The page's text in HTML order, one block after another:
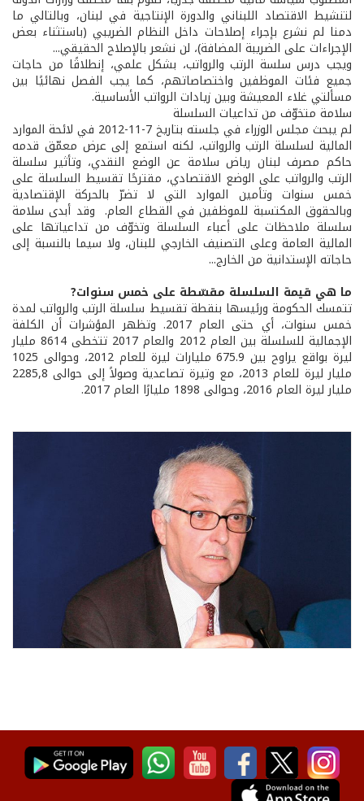
لتنشيط الاقتصاد اللبناني والدورة الإنتاجية في لبنان، وبالتالي ما
دمنا لم نشرع بإجراء إصلاحات داخل النظام الضريبي (باستثناء بعض
الإجراءات على الضريبة المضافة)، لن نشعر بالإصلاح الحقيقي...
ويجب درس سلسة الرتب والرواتب، بشكل علمي، إنطلاقًا من حاجات
جميع فئات الموظفين واختصاصاتهم، كما يجب الفصل نهائيًا بين
مسألتي غلاء المعيشة وبين زيادات الرواتب الأساسية.
سلامة متخوّف من تداعيات السلسلة
لم يبحث مجلس الوزراء في جلسته بتاريخ 7-11-2012 في لائحة الموارد
المالية لسلسلة الرتب والرواتب، لكنه استمع إلى عرض معمّق قدمه
حاكم مصرف لبنان رياض سلامة عن الوضع النقدي، وتأثير سلسلة
الرتب والرواتب على الوضع الاقتصادي، مقترحًا تقسيط السلسلة على
خمس سنوات وتأمين الموارد التي لا تضرّ بالحركة الإقتصادية
وبالحقوق المكتسبة للموظفين في القطاع العام. وقد أبدى سلامة
سلسلة ملاحظات على أعباء السلسلة وتخوّف من تداعياتها على
المالية العامة وعلى التصنيف الخارجي للبنان، ولا سيما بالنسبة إلى
حاجاته الإستدانية من الخارج...
ما هي قيمة السلسلة مقسّطة على خمس سنوات?
تتمسك الحكومة ورئيسها بنقطة تقسيط سلسلة الرتب والرواتب لمدة
خمس سنوات، أي حتى العام 2017. وتظهر المؤشرات أن الكلفة
الإجمالية للسلسلة بين العام 2012 والعام 2017 تتخطى 8614 مليار
ليرة بواقع يراوح بين 675.9 مليارات ليرة للعام 2012، وحوالى 1025
مليار ليرة للعام 2013، مع وتيرة تصاعدية وصولاً إلى حوالى 2285,8
مليار ليرة العام 2016، وحوالى 1898 مليارًا العام 2017.